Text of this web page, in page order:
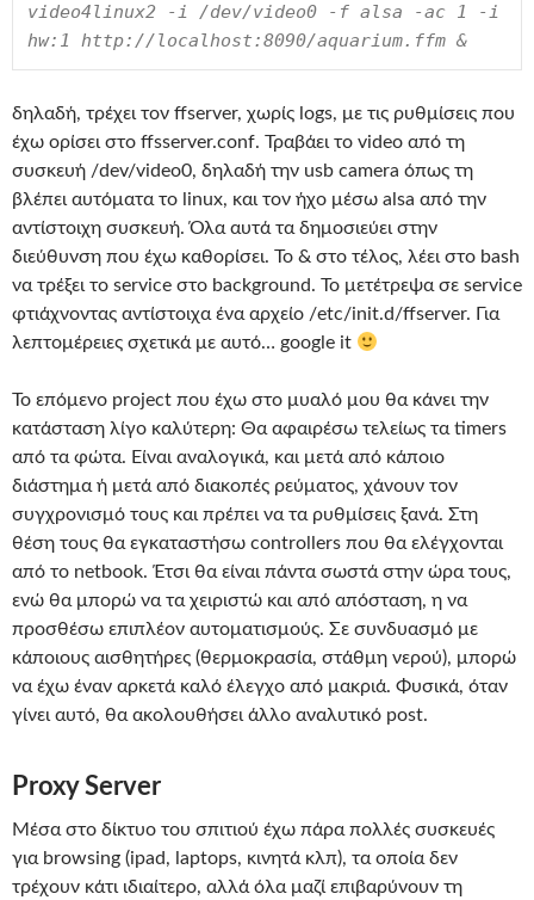
video4linux2 -i /dev/video0 -f alsa -ac 1 -i
hw:1 http://localhost:8090/aquarium.ffm &
δηλαδή, τρέχει τον ffserver, χωρίς logs, με τις ρυθμίσεις που
έχω ορίσει στο ffsserver.conf. Τραβάει το video από τη
συσκευή /dev/video0, δηλαδή την usb camera όπως τη
βλέπει αυτόματα το linux, και τον ήχο μέσω alsa από την
αντίστοιχη συσκευή. Όλα αυτά τα δημοσιεύει στην
διεύθυνση που έχω καθορίσει. Το & στο τέλος, λέει στο bash
να τρέξει το service στο background. Το μετέτρεψα σε service
φτιάχνοντας αντίστοιχα ένα αρχείο /etc/init.d/ffserver. Για
λεπτομέρειες σχετικά με αυτό… google it
Το επόμενο project που έχω στο μυαλό μου θα κάνει την
κατάσταση λίγο καλύτερη: Θα αφαιρέσω τελείως τα timers
από τα φώτα. Είναι αναλογικά, και μετά από κάποιο
διάστημα ή μετά από διακοπές ρεύματος, χάνουν τον
συγχρονισμό τους και πρέπει να τα ρυθμίσεις ξανά. Στη
θέση τους θα εγκαταστήσω controllers που θα ελέγχονται
από το netbook. Έτσι θα είναι πάντα σωστά στην ώρα τους,
ενώ θα μπορώ να τα χειριστώ και από απόσταση, η να
προσθέσω επιπλέον αυτοματισμούς. Σε συνδυασμό με
κάποιους αισθητήρες (θερμοκρασία, στάθμη νερού), μπορώ
να έχω έναν αρκετά καλό έλεγχο από μακριά. Φυσικά, όταν
γίνει αυτό, θα ακολουθήσει άλλο αναλυτικό post.
Proxy Server
Μέσα στο δίκτυο του σπιτιού έχω πάρα πολλές συσκευές
για browsing (ipad, laptops, κινητά κλπ), τα οποία δεν
τρέχουν κάτι ιδιαίτερο, αλλά όλα μαζί επιβαρύνουν τη